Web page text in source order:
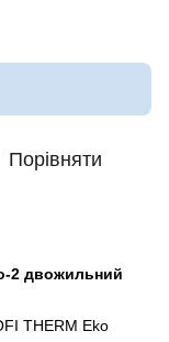
Порівняти
2 двожильний
THERM Eko